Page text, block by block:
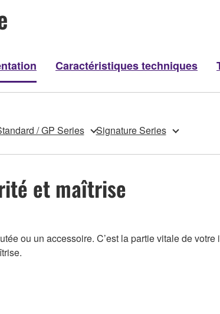
Caractéristiques techniques
/ GP Series Signature Series
et maîtrise
ou un accessoire. C’est la partie vitale de